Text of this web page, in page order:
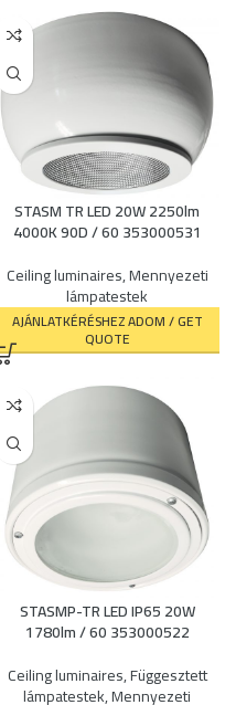
STASM TR LED 20W 2250lm
4000K 90D / 60 353000531
Ceiling luminaires,Mennyezeti
lámpatestek
AJÁNLATKÉRÉSHEZ ADOM / GET
QUOTE
STASMP-TR LED IP65 20W
1780lm / 60 353000522
Ceiling luminaires,Függesztett
lámpatestek,Mennyezeti